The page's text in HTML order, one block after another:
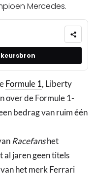
Mercedes.
Formule 1, Liberty
over de Formule 1-
bedrag van ruim één
Racefanshet
al jaren geen titels
het merk Ferrari